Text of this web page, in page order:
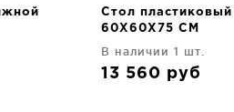
Стол
60X60X75 CM
В наличии 1 шт.
13 560 руб